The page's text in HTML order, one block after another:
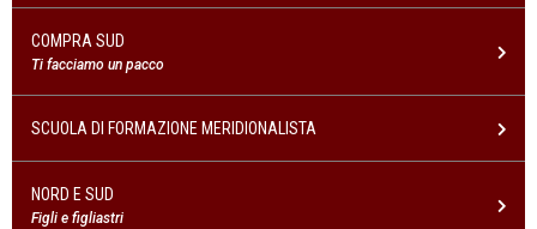
COMPRA SUD
Ti facciamo un pacco
SCUOLA DI FORMAZIONE MERIDIONALISTA
NORD E SUD
Figli e figliastri